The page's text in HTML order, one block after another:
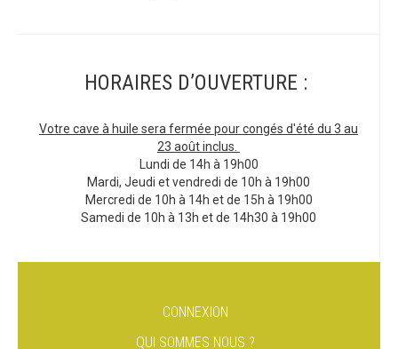
HORAIRES D’OUVERTURE :
Votre cave à huile sera fermée pour congés d'été du 3 au
23 août inclus.
Lundi de 14h à 19h00
Mardi, Jeudi et vendredi de 10h à 19h00
Mercredi de 10h à 14h et de 15h à 19h00
Samedi de 10h à 13h et de 14h30 à 19h00
CONNEXION
QUI SOMMES NOUS ?